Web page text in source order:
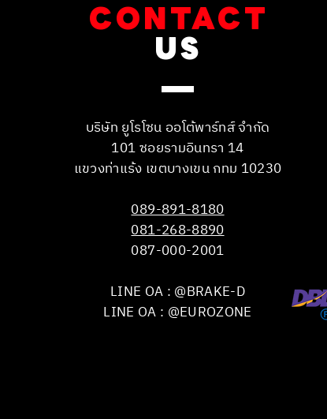
CONTACT
US
บริษัท ยูโรโซน ออโต้พาร์ทส์ จำกัด
101 ซอยรามอินทรา 14
แขวงท่าแร้ง เขตบางเขน กทม 10230
089-891-8180
081-268-8890
087-000-2001
LINE OA : @BRAKE-D
LINE OA : @EUROZONE